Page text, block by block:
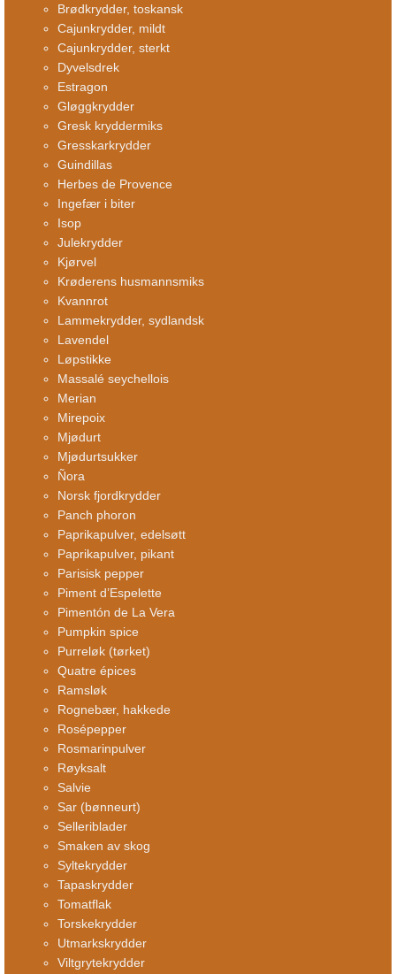
Brødkrydder, toskansk
Cajunkrydder, mildt
Cajunkrydder, sterkt
Dyvelsdrek
Estragon
Gløggkrydder
Gresk kryddermiks
Gresskarkrydder
Guindillas
Herbes de Provence
Ingefær i biter
Isop
Julekrydder
Kjørvel
Krøderens husmannsmiks
Kvannrot
Lammekrydder, sydlandsk
Lavendel
Løpstikke
Massalé seychellois
Merian
Mirepoix
Mjødurt
Mjødurtsukker
Ñora
Norsk fjordkrydder
Panch phoron
Paprikapulver, edelsøtt
Paprikapulver, pikant
Parisisk pepper
Piment d’Espelette
Pimentón de La Vera
Pumpkin spice
Purreløk (tørket)
Quatre épices
Ramsløk
Rognebær, hakkede
Rosépepper
Rosmarinpulver
Røyksalt
Salvie
Sar (bønneurt)
Selleriblader
Smaken av skog
Syltekrydder
Tapaskrydder
Tomatflak
Torskekrydder
Utmarkskrydder
Viltgrytekrydder